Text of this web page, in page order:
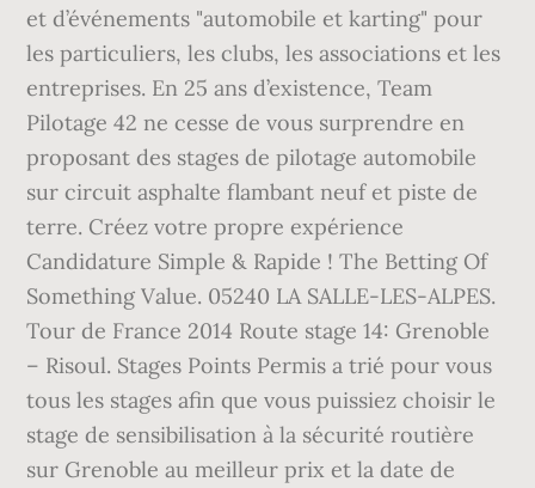
et d’événements "automobile et karting" pour
les particuliers, les clubs, les associations et les
entreprises. En 25 ans d’existence, Team
Pilotage 42 ne cesse de vous surprendre en
proposant des stages de pilotage automobile
sur circuit asphalte flambant neuf et piste de
terre. Créez votre propre expérience
Candidature Simple & Rapide ! The Betting Of
Something Value. 05240 LA SALLE-LES-ALPES.
Tour de France 2014 Route stage 14: Grenoble
– Risoul. Stages Points Permis a trié pour vous
tous les stages afin que vous puissiez choisir le
stage de sensibilisation à la sécurité routière
sur Grenoble au meilleur prix et la date de